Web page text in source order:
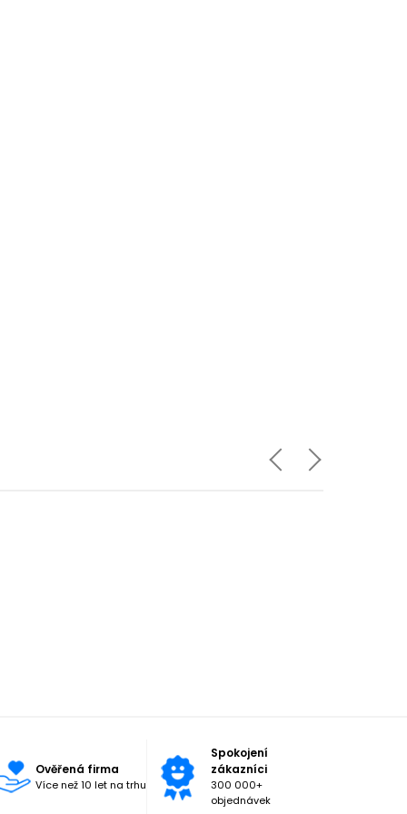
Ověřená firma
Více než 10 let na trhu
Spokojení
zákazníci
300 000+
objednávek